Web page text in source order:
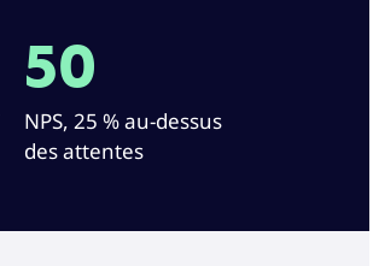
50
NPS, 25 % au-dessus
des attentes